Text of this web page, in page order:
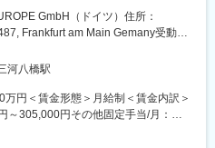
ております。ミリ単位のごみの混入
品製造にあたり、同社のクリーンロ
着効率よく除塵が可能です。国内外
現在、海外20数カ国でも導入されて
（トランスミッション、ギア、EV車
内及び海外大手自動車メーカーから
い当社では新たにEV車搭載部品の製
強化を行うため増員採用を行いま
GmbH（ドイツ）住所：
受動喫
地詳細2＞本社住所：愛知県豊田市高
：名鉄三河線／若林駅受動喫煙対
河八橋駅
円＜賃金形態＞月給制＜賃金内訳＞
～305,000円その他固定手当/月：